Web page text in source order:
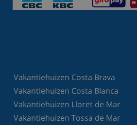
Vakantiehuizen Costa Brava
Vakantiehuizen Costa Blanca
Vakantiehuizen Lloret de Mar
Vakantiehuizen Tossa de Mar